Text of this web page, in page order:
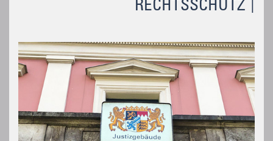
RECHTSSCHUTZ